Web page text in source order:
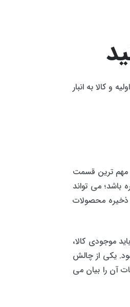
و کالا به انبار
مهم ترین قسمت
باشد؛ می تواند
ذخیره محصولات
موجودی کالا،
یکی از چالش
آن را بیان می